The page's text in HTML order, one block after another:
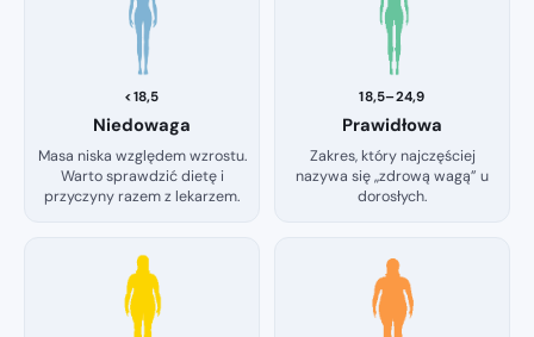
<18,5
Niedowaga
Masa niska względem wzrostu.
Warto sprawdzić dietę i
przyczyny razem z lekarzem.
18,5–24,9
Prawidłowa
Zakres, który najczęściej
nazywa się „zdrową wagą” u
dorosłych.